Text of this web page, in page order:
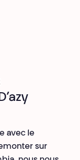
avec le
sur